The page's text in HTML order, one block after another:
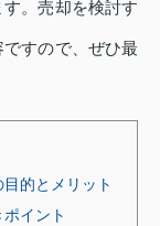
。売却を検討す
すので、ぜひ最
的とメリット
イント